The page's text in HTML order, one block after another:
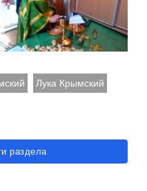
Лука Крымский
раздела